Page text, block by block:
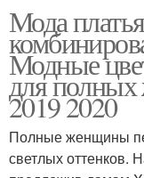
Мода
Модные
для
2019 2020
Полные женщины
светлых оттенков.